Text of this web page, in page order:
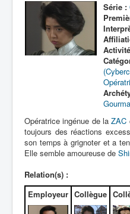
Toku-Critiques
Séries
Films
Lexique
Dennô keisatsu
cerveau
Série
Série :
Opératrice ingénue de laZAC
toujours des réactions
son temps à grignoter et a
Elle semble amoureuse de
Relation(s) :
Employeur Collègue